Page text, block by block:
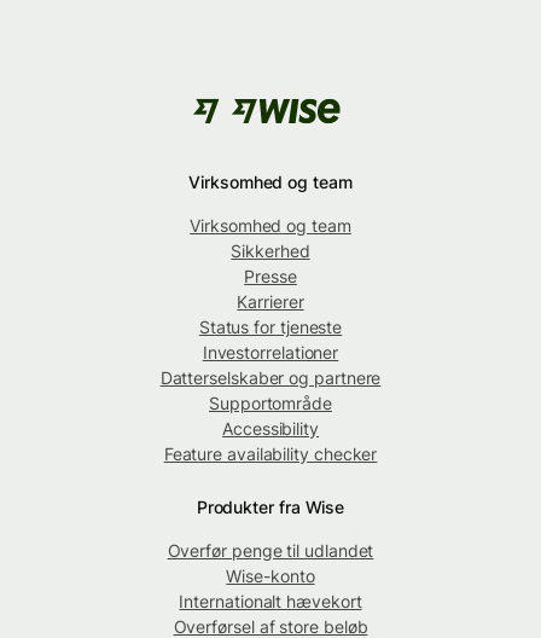
Virksomhed og team
Virksomhed og team
Sikkerhed
Presse
Karrierer
Status for tjeneste
Investorrelationer
Datterselskaber og partnere
Supportområde
Accessibility
Feature availability checker
Produkter fra Wise
Overfør penge til udlandet
Wise-konto
Internationalt hævekort
Overførsel af store beløb